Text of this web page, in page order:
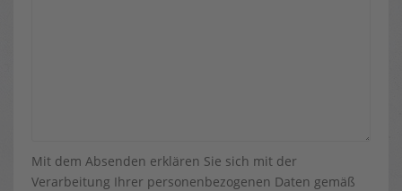
Mit dem Absenden erklären Sie sich mit der
Verarbeitung Ihrer personenbezogenen Daten gemäß